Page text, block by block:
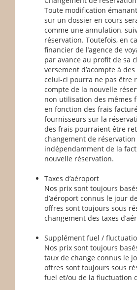
Toute modification
sur un dossier en cours
comme une annulation,
réservation. Toutefois, en
financier de l’agence de
par avance au profit de sa
versement d’acompte à
celui-ci pourra ne pas être
compte de la nouvelle
non utilisation des mêmes
en fonction des frais
fournisseurs sur la
des frais pourraient être
changement de réservation
indépendamment de la
nouvelle réservation.
Taxes d’aéroport
Nos prix sont toujours
d’aéroport connus le jour
offres sont toujours sous
changement des taxes
Supplément fuel /
Nos prix sont toujours
taux de change connus le
offres sont toujours sous
fuel et/ou de la fluctuation